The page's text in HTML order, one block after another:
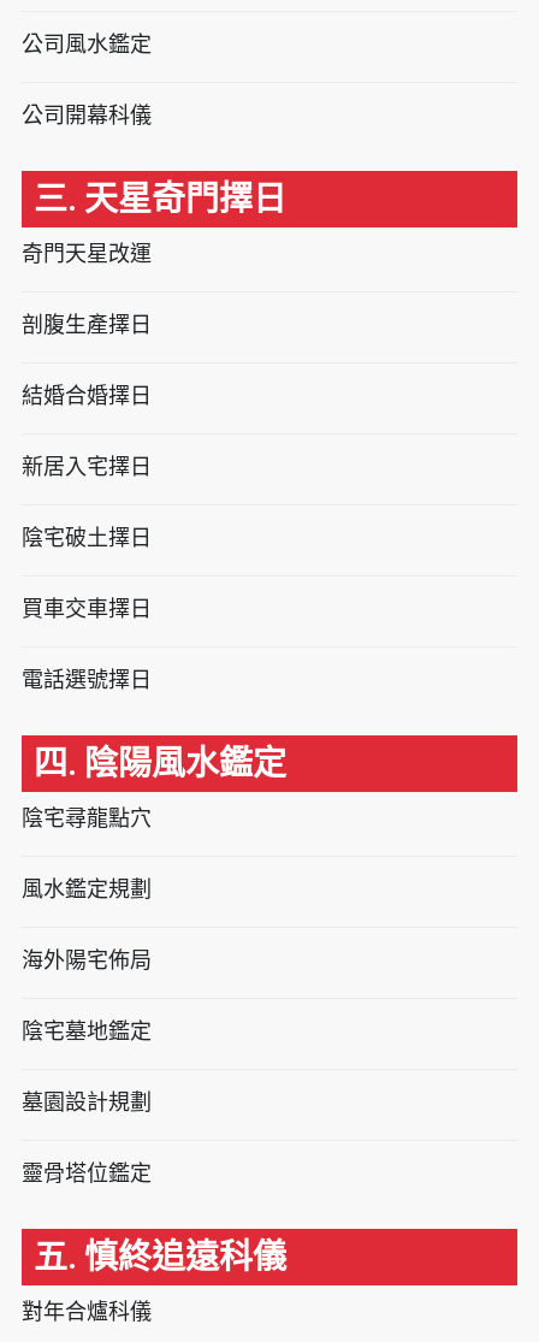
公司風水鑑定
公司開幕科儀
三. 天星奇門擇日
奇門天星改運
剖腹生產擇日
結婚合婚擇日
新居入宅擇日
陰宅破土擇日
買車交車擇日
電話選號擇日
四. 陰陽風水鑑定
陰宅尋龍點穴
風水鑑定規劃
海外陽宅佈局
陰宅墓地鑑定
墓園設計規劃
靈骨塔位鑑定
五. 慎終追遠科儀
對年合爐科儀